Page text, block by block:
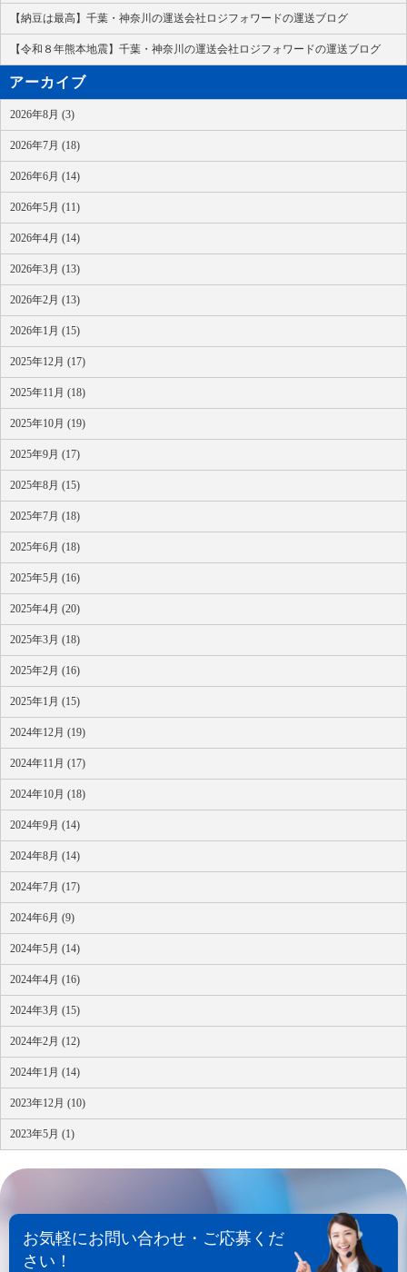
【納豆は最高】千葉・神奈川の運送会社ロジフォワードの運送ブログ
【令和８年熊本地震】千葉・神奈川の運送会社ロジフォワードの運送ブログ
アーカイブ
2026年8月 (3)
2026年7月 (18)
2026年6月 (14)
2026年5月 (11)
2026年4月 (14)
2026年3月 (13)
2026年2月 (13)
2026年1月 (15)
2025年12月 (17)
2025年11月 (18)
2025年10月 (19)
2025年9月 (17)
2025年8月 (15)
2025年7月 (18)
2025年6月 (18)
2025年5月 (16)
2025年4月 (20)
2025年3月 (18)
2025年2月 (16)
2025年1月 (15)
2024年12月 (19)
2024年11月 (17)
2024年10月 (18)
2024年9月 (14)
2024年8月 (14)
2024年7月 (17)
2024年6月 (9)
2024年5月 (14)
2024年4月 (16)
2024年3月 (15)
2024年2月 (12)
2024年1月 (14)
2023年12月 (10)
2023年5月 (1)
お気軽にお問い合わせ・ご応募くだ
さい！